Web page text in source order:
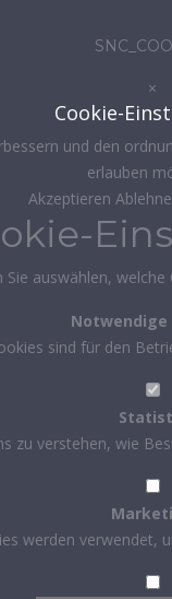
×
Cookie-
und den
erlauben
Akzeptieren
Sie auswählen,
Notwendige
sind für den
zu verstehen, wie
werden verwendet,